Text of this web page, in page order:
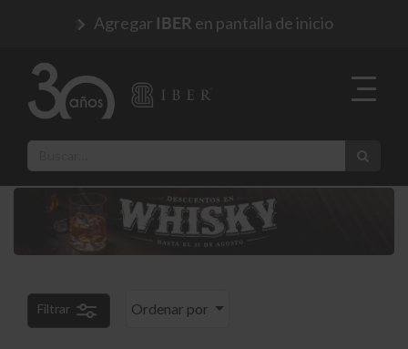
Agregar IBER en pantalla de inicio
Ordenar por
Filtrar